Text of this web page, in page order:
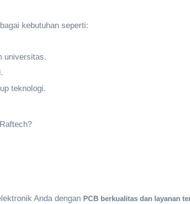
kebutuhan seperti:
universitas.
teknologi.
Anda dengan PCB berkualitas dan layanan